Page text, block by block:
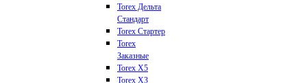
Torex Дельта
Стандарт
Torex Стартер
Torex
Заказные
Torex Х5
Torex Х3